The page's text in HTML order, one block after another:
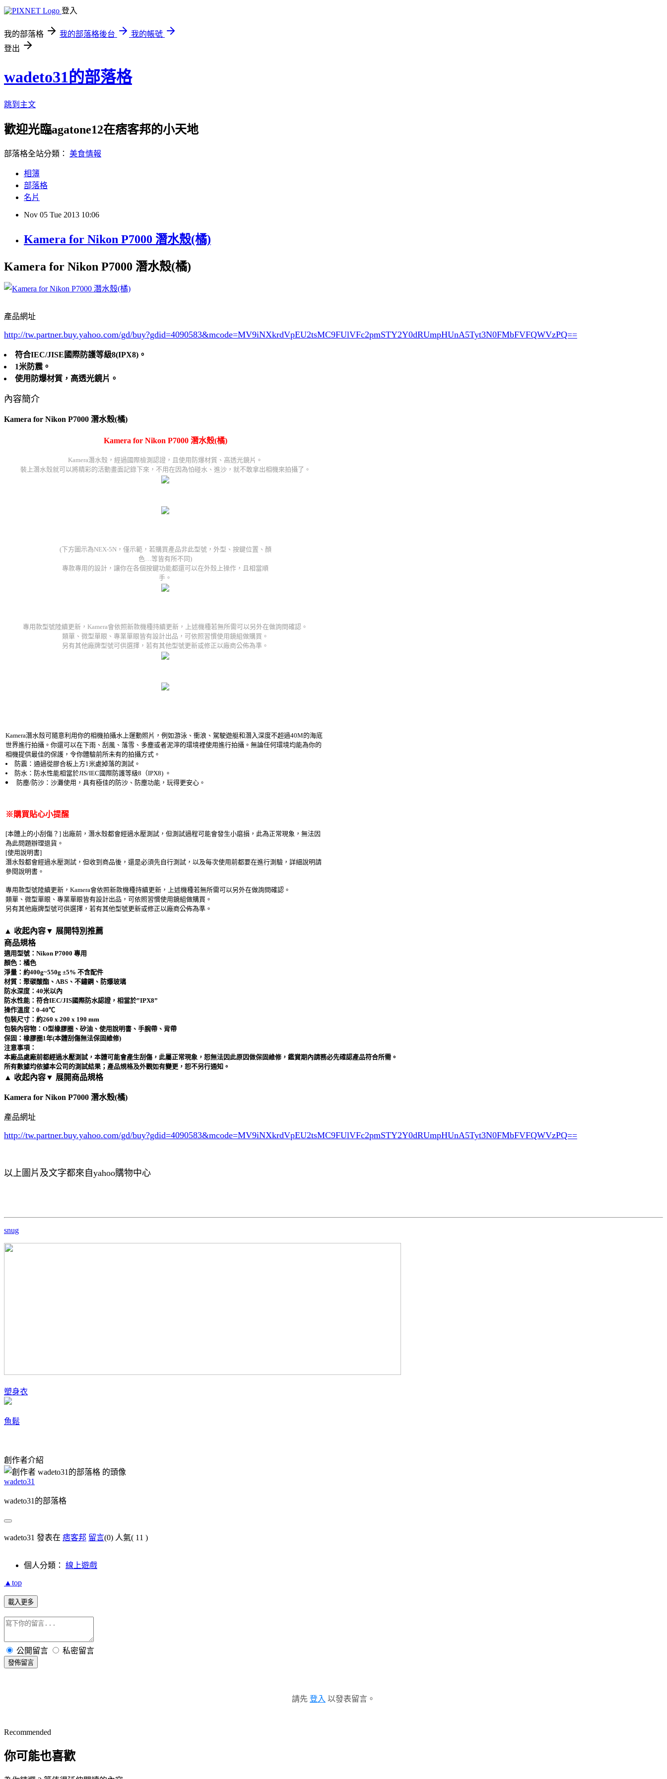
登入
我的部落格 我的部落格後台
我的帳號
登出
wadeto31的部落格
跳到主文
歡迎光臨agatone12在痞客邦的小天地
部落格全站分類： 美食情報
相簿
部落格
名片
Nov 05 Tue 2013 10:06
Kamera for Nikon P7000 潛水殼(橘)
Kamera for Nikon P7000 潛水殼(橘)
產品網址
http://tw.partner.buy.yahoo.com/gd/buy?gdid=4090583&mcode=MV9iNXkrdVpEU2tsMC9FUlVFc2pmSTY2Y0dRUmpHUnA5Tyt3N0FMbFVFQWVzPQ==
符合IEC/JISE國際防護等級8(IPX8)。
1米防震。
使用防爆材質，高透光鏡片。
內容簡介
Kamera for Nikon P7000 潛水殼(橘)
Kamera for Nikon P7000 潛水殼(橘)
Kamera潛水殼，經過國際檢測認證，且使用防爆材質、高透光鏡片。
裝上潛水殼就可以將精彩的活動畫面記錄下來，不用在因為怕碰水、進沙，就不敢拿出相機來拍攝了。
(下方圖示為NEX-5N，僅示範，若購買產品非此型號，外型、按鍵位置、顏
色…等皆有所不同)
專款專用的設計，讓你在各個按鍵功能都還可以在外殼上操作，且相當順
手。
專用款型號陸續更新，Kamera會依照新款機種持續更新，上述機種若無所需可以另外在做詢問確認。
類單、微型單眼、專業單眼皆有設計出品，可依照習慣使用鏡組做購買。
另有其他廠牌型號可供選擇，若有其他型號更新或修正以廠商公佈為準。
Kamera潛水殼可隨意利用你的相機拍攝水上運動照片，例如游泳、衝浪、駕駛遊艇和潛入深度不超過40M的海底
世界進行拍攝。你還可以在下雨、刮風、落雪、多塵或者泥濘的環境裡使用進行拍攝。無論任何環境均能為你的
相機提供最佳的保護，令你體驗前所未有的拍攝方式。
防震：通過從膠合板上方1米處掉落的測試。
防水：防水性能相當於JIS/IEC國際防護等級8（IPX8) 。
防塵/防沙：沙灘使用，具有極佳的防沙、防塵功能，玩得更安心。
※購買貼心小提醒
[本體上的小刮傷？] 出廠前，潛水殼都會經過水壓測試，但測試過程可能會發生小磨損，此為正常現象，無法因
為此問題辦理退貨。
[使用說明書]
潛水殼都會經過水壓測試，但收到商品後，還是必須先自行測試，以及每次使用前都要在進行測驗，詳細說明請
參閱說明書。
專用款型號陸續更新，Kamera會依照新款機種持續更新，上述機種若無所需可以另外在做詢問確認。
類單、微型單眼、專業單眼皆有設計出品，可依照習慣使用鏡組做購買。
另有其他廠牌型號可供選擇，若有其他型號更新或修正以廠商公佈為準。
▲ 收起內容▼ 展開特別推薦
商品規格
適用型號：Nikon P7000 專用
顏色：橘色
淨量：約400g~550g ±5% 不含配件
材質：聚碳酸酯、ABS、不鏽鋼、防爆玻璃
防水深度：40米以內
防水性能：符合IEC/JIS國際防水認證，相當於”IPX8”
操作溫度：0-40℃
包裝尺寸：約260 x 200 x 190 mm
包裝內容物：O型橡膠圈、矽油、使用說明書、手腕帶、背帶
保固：橡膠圈1年(本體刮傷無法保固維修)
注意事項：
本廠品處廠前都經過水壓測試，本體可能會產生刮傷，此屬正常現象，恕無法因此原因做保固維修，鑑賞期內請務必先確認產品符合所需。
所有數據均依據本公司的測試結果；產品規格及外觀如有變更，恕不另行通知。
▲ 收起內容▼ 展開商品規格
Kamera for Nikon P7000 潛水殼(橘)
產品網址
http://tw.partner.buy.yahoo.com/gd/buy?gdid=4090583&mcode=MV9iNXkrdVpEU2tsMC9FUlVFc2pmSTY2Y0dRUmpHUnA5Tyt3N0FMbFVFQWVzPQ==
以上圖片及文字都來自yahoo購物中心
snug
塑身衣
魚鬆
創作者介紹
wadeto31
wadeto31的部落格
wadeto31 發表在 痞客邦 留言(0) 人氣( 11 )
個人分類： 線上遊戲
▲top
載入更多
公開留言 私密留言
發佈留言
請先 登入 以發表留言。
Recommended
你可能也喜歡